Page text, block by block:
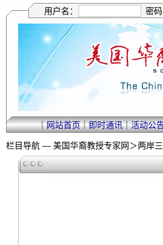
用户名： 密码
｜网站首页｜即时通讯｜活动公
栏目导航 — 美国华裔教授专家网＞两岸